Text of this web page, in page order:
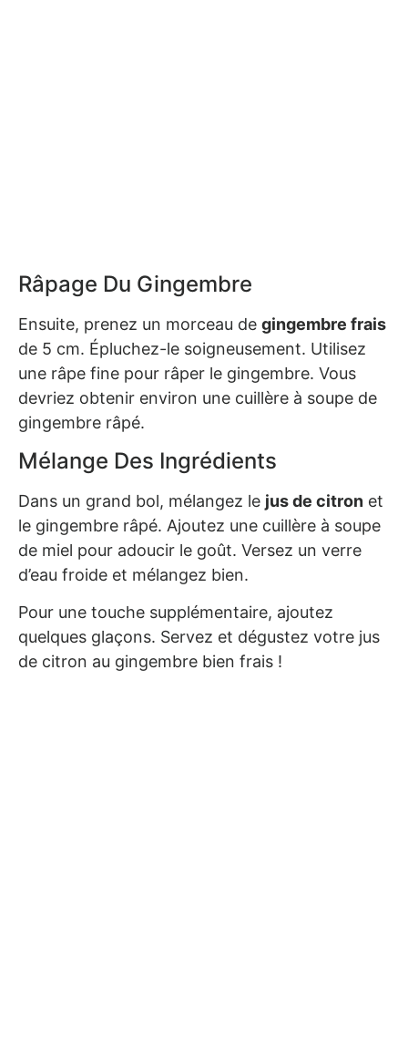
Râpage Du Gingembre
Ensuite, prenez un morceau de gingembre frais
de 5 cm. Épluchez-le soigneusement. Utilisez
une râpe fine pour râper le gingembre. Vous
devriez obtenir environ une cuillère à soupe de
gingembre râpé.
Mélange Des Ingrédients
Dans un grand bol, mélangez le jus de citron et
le gingembre râpé. Ajoutez une cuillère à soupe
de miel pour adoucir le goût. Versez un verre
d’eau froide et mélangez bien.
Pour une touche supplémentaire, ajoutez
quelques glaçons. Servez et dégustez votre jus
de citron au gingembre bien frais !